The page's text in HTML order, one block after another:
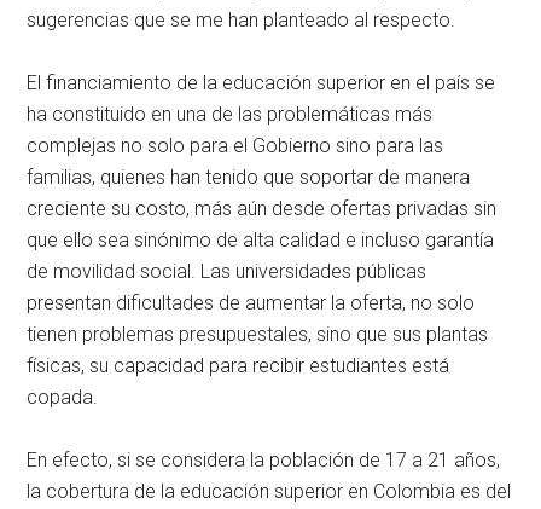
sugerencias que se me han planteado al respecto.
El financiamiento de la educación superior en el país se
ha constituido en una de las problemáticas más
complejas no solo para el Gobierno sino para las
familias, quienes han tenido que soportar de manera
creciente su costo, más aún desde ofertas privadas sin
que ello sea sinónimo de alta calidad e incluso garantía
de movilidad social. Las universidades públicas
presentan dificultades de aumentar la oferta, no solo
tienen problemas presupuestales, sino que sus plantas
físicas, su capacidad para recibir estudiantes está
copada.
En efecto, si se considera la población de 17 a 21 años,
la cobertura de la educación superior en Colombia es del